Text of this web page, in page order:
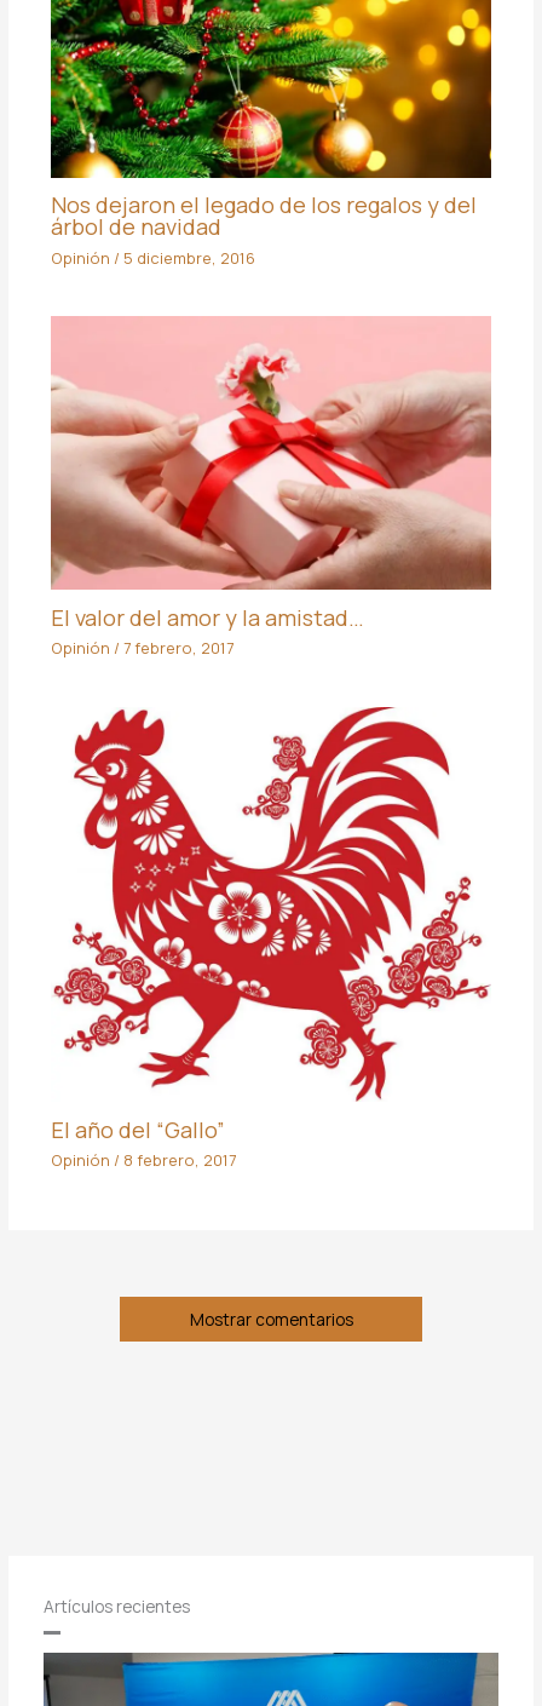
Nos dejaron el legado de los regalos y del
árbol de navidad
Opinión / 5 diciembre, 2016
El valor del amor y la amistad…
Opinión / 7 febrero, 2017
El año del “Gallo”
Opinión / 8 febrero, 2017
Mostrar comentarios
Artículos recientes